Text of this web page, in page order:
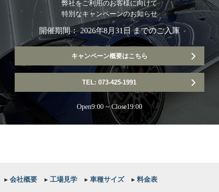
弊社をご利用のお客様に向けて
特別なキャンペーンのお知らせ
開催期間： 2026年8月31日 までのご入庫
キャンペーン概要はこちら
TEL: 073-425-1991
Open9:00 ~ Close19:00
▸会社概要 ▸工場見学 ▸車種サイズ ▸料金表